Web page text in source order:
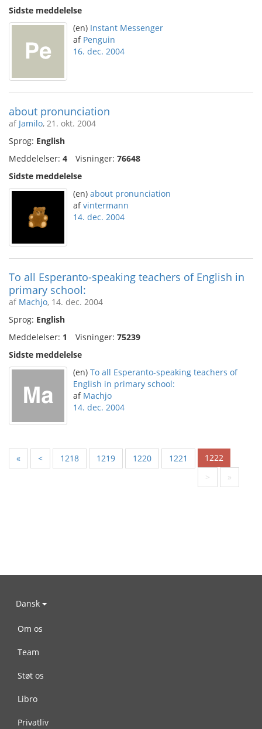
Sidste meddelelse
(en) Instant Messenger
af Penguin
16. dec. 2004
about pronunciation
af Jamilo, 21. okt. 2004
Sprog: English
Meddelelser: 4 Visninger: 76648
Sidste meddelelse
(en) about pronunciation
afvintermann
14. dec. 2004
To all Esperanto-speaking teachers of English in
primary school:
af Machjo, 14. dec. 2004
Sprog: English
Meddelelser: 1 Visninger: 75239
Sidste meddelelse
(en) To all Esperanto-speaking teachers of
English in primary school:
af Machjo
14. dec. 2004
« < 1218 1219 1220 1221
1222
>
»
Dansk
Om os
Team
Støt os
Libro
Privatliv